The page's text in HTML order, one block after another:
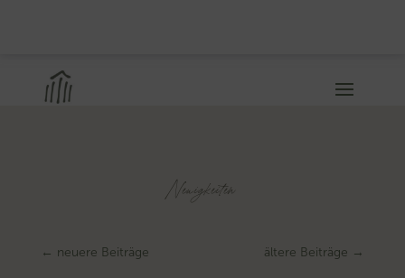
Neuigkeiten
← neuere Beiträge ältere Beiträge →